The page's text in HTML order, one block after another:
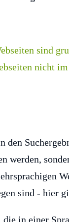
werden,
sind - hier
in einer